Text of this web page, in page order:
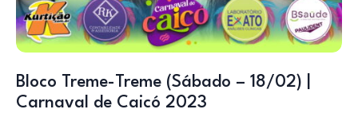
Bloco Treme-Treme (Sábado – 18/02) |
Carnaval de Caicó 2023